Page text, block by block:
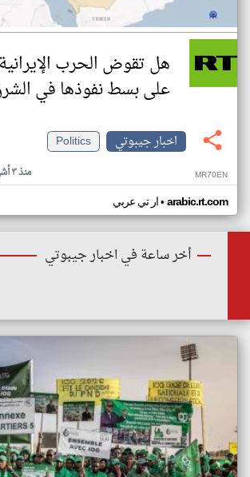
هل تقوض الحرب
على بسط نفوذها في
اخبار جيبوتي
Politics
منذ ٣ أشهر MR70EN
ار تي عربي• arabic.rt.com
أخر ساعة في اخبار جيبوتي